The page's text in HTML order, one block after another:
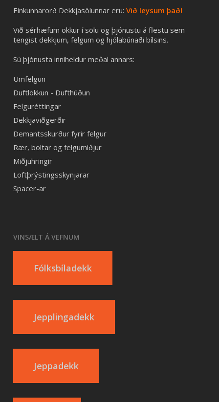
Einkunnarorð Dekkjasölunnar eru: Við leysum það!
Við sérhæfum okkur í sölu og þjónustu á flestu sem
tengist dekkjum, felgum og hjólabúnaði bílsins.
Sú þjónusta inniheldur meðal annars:
Umfelgun
Duftlökkun - Dufthúðun
Felguréttingar
Dekkjaviðgerðir
Demantsskurður fyrir felgur
Rær, boltar og felgumiðjur
Miðjuhringir
Loftþrýstingsskynjarar
Spacer-ar
VINSÆLT Á VEFNUM
Fólksbíladekk
Jepplingadekk
Jeppadekk